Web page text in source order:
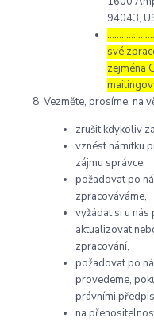
94043,
své
zejména
Vezměte, prosíme, na
zrušit kdykoliv
vznést námitku
zájmu správce,
požadovat po
zpracováváme,
vyžádat si u nás
aktualizovat
zpracování,
požadovat po
provedeme,
právními
na